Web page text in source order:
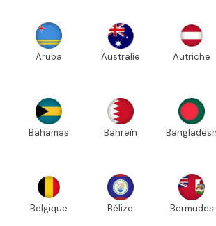
Aruba Australie Autriche
Bahamas Bahreïn Bangladesh
Belgique Bélize Bermudes